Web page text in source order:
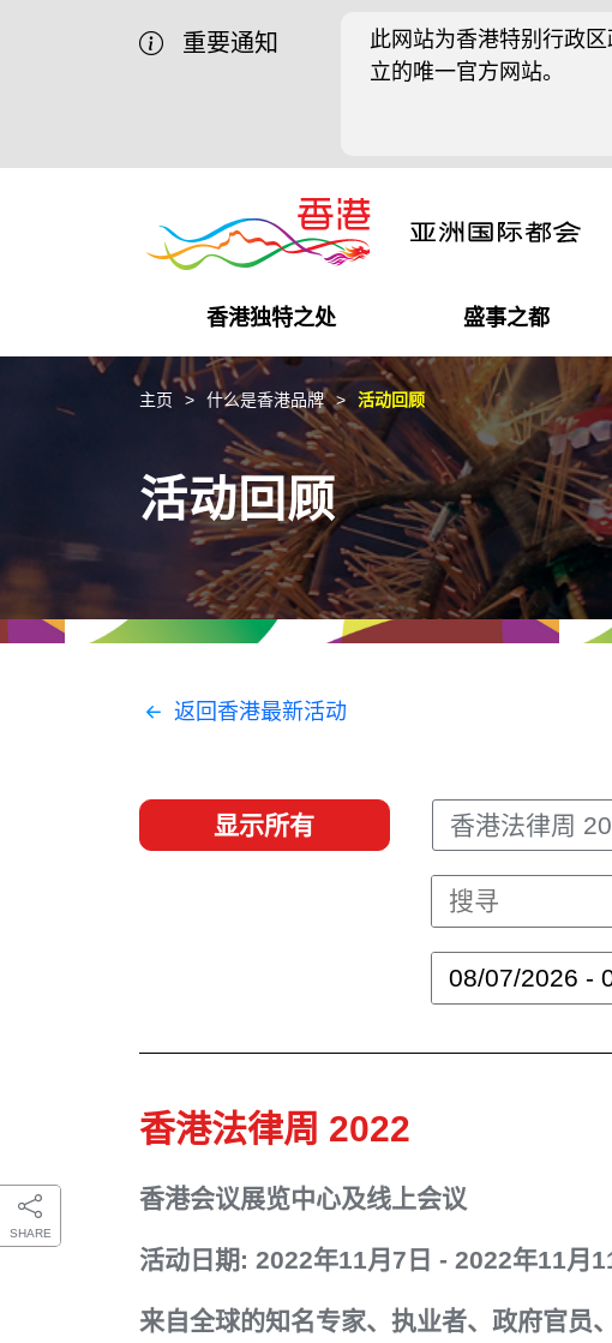
重要通知
此网站为香港特别行政
立的唯一官方网站。
香港独特之处
商业机遇
独特优势
盛事之都
盛事之都
最新活动精选
在港工作
都会生活
在港创业
初创企业
商业网络
经贸协议
推广香港@中国内地
推广香港@中东
推广香港@粤港澳大湾区
推广香港@东盟
最新资讯
媒体资讯
社交媒体
资源
SHARE
主页 什么是香港品牌 活动回顾
活动回顾
返回香港最新活动
显示所有 香港法律周
香港法律周 2022
香港会议展览中心及线上会议
活动日期: 2022年11月7日 - 2022年11月
来自全球的知名专家、执业者、政府官员